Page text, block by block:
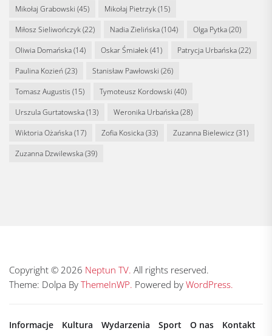
Mikołaj Grabowski (45) Mikołaj Pietrzyk(15)
Miłosz Sieliwończyk(22) Nadia Zielińska(104) Olga Pytka(20)
Oliwia Domańska(14) Oskar Śmiałek(41) Patrycja Urbańska(22)
Paulina Kozień (23) Stanisław Pawłowski (26)
Tomasz Augustis (15) Tymoteusz Kordowski (40)
Urszula Gurtatowska(13) Weronika Urbańska(28)
Wiktoria Ożańska(17) Zofia Kosicka(33) Zuzanna Bielewicz (31)
Zuzanna Dzwilewska(39)
Copyright © 2026 Neptun TV. All rights reserved.
Theme: Dolpa By ThemeInWP. Powered by WordPress.
Informacje Kultura Wydarzenia Sport O nas Kontakt